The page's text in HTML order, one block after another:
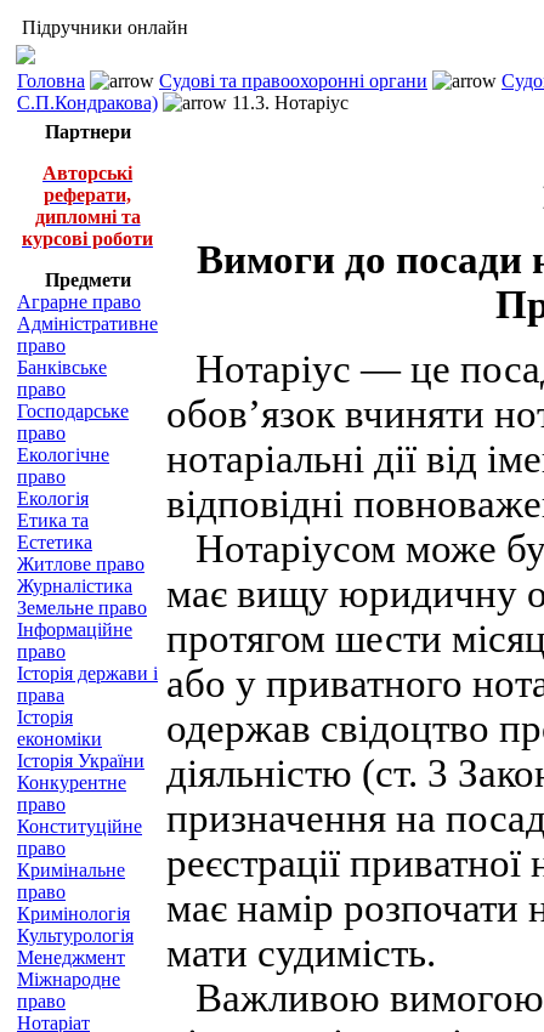
Підручники онлайн
Головна Судові та правоохоронні органи
С.П.Кондракова)
11.3. Нотаріус
Партнери
Авторські
реферати,
дипломні та
курсові роботи
Предмети
Аграрне право
Адміністративне
право
Банківське
право
Господарське
право
Екологічне
право
Екологія
Етика та
Естетика
Житлове право
Журналістика
Земельне право
Інформаційне
право
Історія держави і
права
Історія
економіки
Історія України
Конкурентне
право
Конституційне
право
Кримінальне
право
Кримінологія
Культурологія
Менеджмент
Міжнародне
право
Нотаріат
Вимоги до посади
Нотаріус — це
обов’язок вчиняти
нотаріальні дії від
відповідні
Нотаріусом може
має вищу юридичну
протягом шести
або у приватного
одержав свідоцтво
діяльністю (ст. 3
призначення на
реєстрації приватної
має намір розпочати
мати судимість.
Важливою вимогою